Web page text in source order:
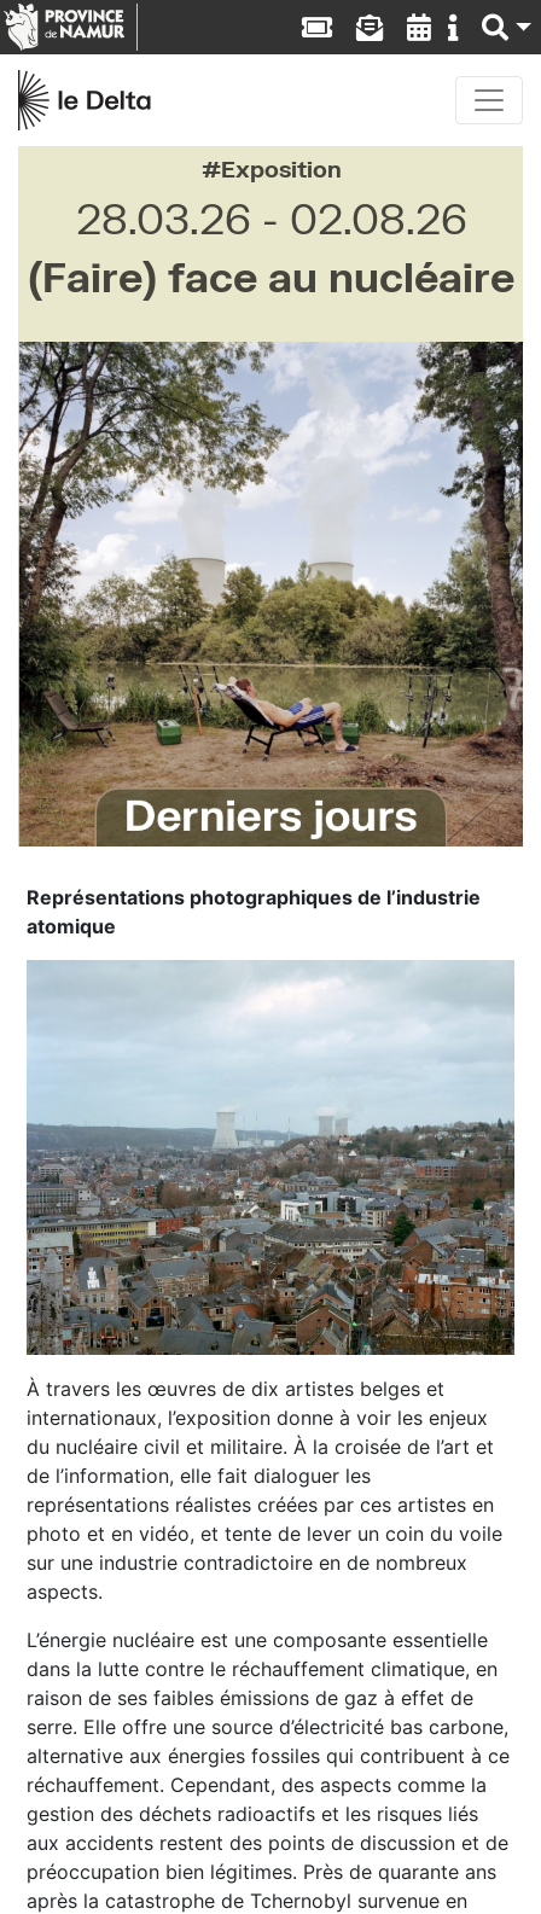
Exposition
28.03.26
02.08.26
(Faire) face au nucléaire
Représentations photographiques de l’industrie
atomique
À travers les œuvres de dix artistes belges et
internationaux, l’exposition donne à voir les enjeux
du nucléaire civil et militaire. À la croisée de l’art et
de l’information, elle fait dialoguer les
représentations réalistes créées par ces artistes en
photo et en vidéo, et tente de lever un coin du voile
sur une industrie contradictoire en de nombreux
aspects.
L’énergie nucléaire est une composante essentielle
dans la lutte contre le réchauffement climatique, en
raison de ses faibles émissions de gaz à effet de
serre. Elle offre une source d’électricité bas carbone,
alternative aux énergies fossiles qui contribuent à ce
réchauffement. Cependant, des aspects comme la
gestion des déchets radioactifs et les risques liés
aux accidents restent des points de discussion et de
préoccupation bien légitimes. Près de quarante ans
après la catastrophe de Tchernobyl survenue en